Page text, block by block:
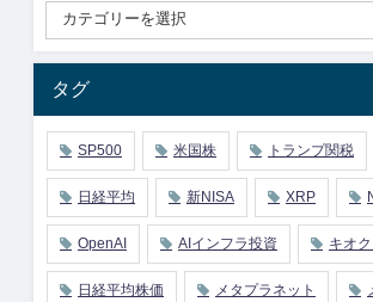
タグ
SP500 米国株 トランプ関税
日経平均 新NISA XRP
OpenAI AIインフラ投資 キオ
日経平均株価 メタプラネット